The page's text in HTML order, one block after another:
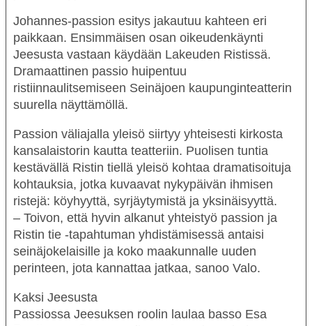
Johannes-passion esitys jakautuu kahteen eri
paikkaan. Ensimmäisen osan oikeudenkäynti
Jeesusta vastaan käydään Lakeuden Ristissä.
Dramaattinen passio huipentuu
ristiinnaulitsemiseen Seinäjoen kaupunginteatterin
suurella näyttämöllä.
Passion väliajalla yleisö siirtyy yhteisesti kirkosta
kansalaistorin kautta teatteriin. Puolisen tuntia
kestävällä Ristin tiellä yleisö kohtaa dramatisoituja
kohtauksia, jotka kuvaavat nykypäivän ihmisen
ristejä: köyhyyttä, syrjäytymistä ja yksinäisyyttä.
– Toivon, että hyvin alkanut yhteistyö passion ja
Ristin tie -tapahtuman yhdistämisessä antaisi
seinäjokelaisille ja koko maakunnalle uuden
perinteen, jota kannattaa jatkaa, sanoo Valo.
Kaksi Jeesusta
Passiossa Jeesuksen roolin laulaa basso Esa